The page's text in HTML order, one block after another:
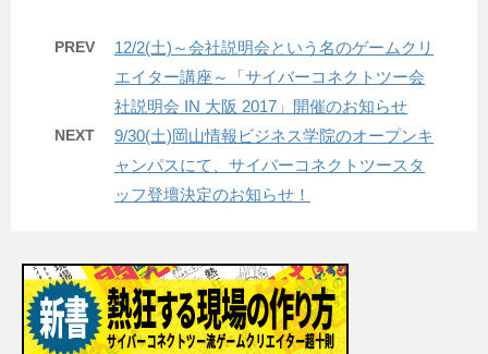
PREV
12/2(土)～会社説明会という名のゲームクリ
エイター講座～「サイバーコネクトツー会
社説明会 IN 大阪 2017」開催のお知らせ
NEXT
9/30(土)岡山情報ビジネス学院のオープンキ
ャンパスにて、サイバーコネクトツースタ
ッフ登壇決定のお知らせ！